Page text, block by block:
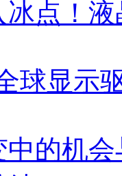
冰点！
球显示
中的机